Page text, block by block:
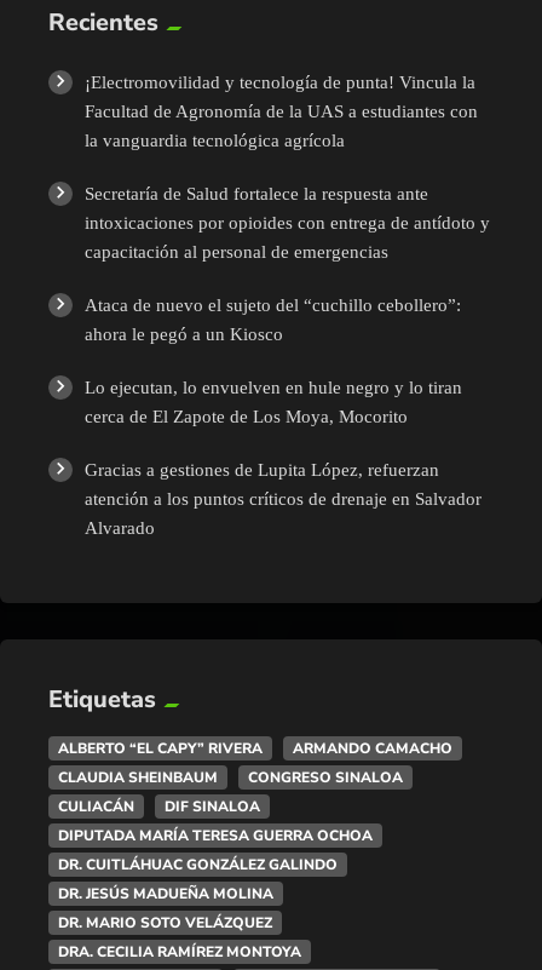
Recientes
¡Electromovilidad y tecnología de punta! Vincula la
Facultad de Agronomía de la UAS a estudiantes con
la vanguardia tecnológica agrícola
Secretaría de Salud fortalece la respuesta ante
intoxicaciones por opioides con entrega de antídoto y
capacitación al personal de emergencias
Ataca de nuevo el sujeto del “cuchillo cebollero”:
ahora le pegó a un Kiosco
Lo ejecutan, lo envuelven en hule negro y lo tiran
cerca de El Zapote de Los Moya, Mocorito
Gracias a gestiones de Lupita López, refuerzan
atención a los puntos críticos de drenaje en Salvador
Alvarado
Etiquetas
ALBERTO “EL CAPY” RIVERA
ARMANDO CAMACHO
CLAUDIA SHEINBAUM
CONGRESO SINALOA
CULIACÁN
DIF SINALOA
DIPUTADA MARÍA TERESA GUERRA OCHOA
DR. CUITLÁHUAC GONZÁLEZ GALINDO
DR. JESÚS MADUEÑA MOLINA
DR. MARIO SOTO VELÁZQUEZ
DRA. CECILIA RAMÍREZ MONTOYA